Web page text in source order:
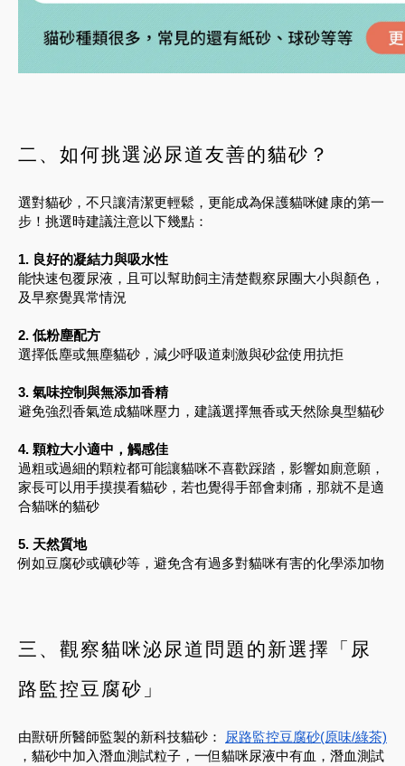
二、如何挑選泌尿道友善的貓砂？
選對貓砂，不只讓清潔更輕鬆，更能成為保護貓咪健康的第一
步！挑選時建議注意以下幾點：
1. 良好的凝結力與吸水性
能快速包覆尿液，且可以幫助飼主清楚觀察尿團大小與顏色，
及早察覺異常情況
2. 低粉塵配方
選擇低塵或無塵貓砂，減少呼吸道刺激與砂盆使用抗拒
3. 氣味控制與無添加香精
避免強烈香氣造成貓咪壓力，建議選擇無香或天然除臭型貓砂
4. 顆粒大小適中，觸感佳
過粗或過細的顆粒都可能讓貓咪不喜歡踩踏，影響如廁意願，
家長可以用手摸摸看貓砂，若也覺得手部會刺痛，那就不是適
合貓咪的貓砂
5. 天然質地
例如豆腐砂或礦砂等，避免含有過多對貓咪有害的化學添加物
三、觀察貓咪泌尿道問題的新選擇「尿
路監控豆腐砂」
由獸研所醫師監製的新科技貓砂： 尿路監控豆腐砂(原味/綠茶)
，貓砂中加入潛血測試粒子，一但貓咪尿液中有血，潛血測試